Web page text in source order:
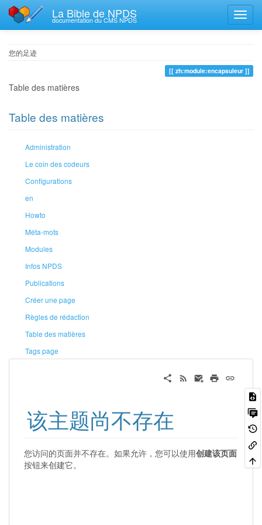
La Bible de NPDS
documentation du CMS NPDS
您的足迹
zh:module:encapsuleur
Table des matières
Table des matières
Administration
Le coin des codeurs
Configurations
en
Howto
Méta-mots
Modules
Infos NPDS
Publications
Créer une page
Règles de rédaction
Table des matières
Tags page
该主题尚不存在
您访问的页面并不存在。如果允许，您可以使用创建该页面
按钮来创建它。